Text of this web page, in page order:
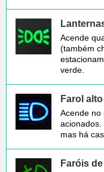
Acende
(também
verde.
Farol alto
Acende no
acionados.
mas há
Faróis